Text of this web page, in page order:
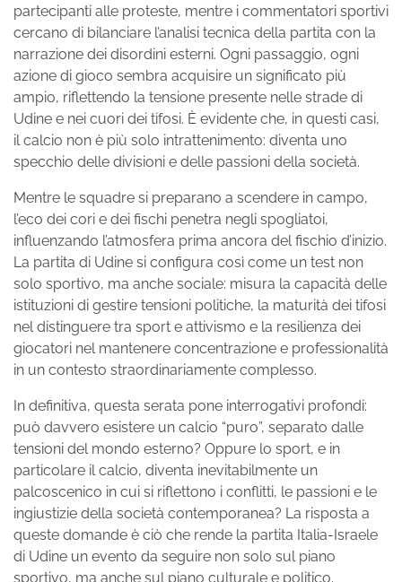
partecipanti alle proteste, mentre i commentatori sportivi
cercano di bilanciare l’analisi tecnica della partita con la
narrazione dei disordini esterni. Ogni passaggio, ogni
azione di gioco sembra acquisire un significato più
ampio, riflettendo la tensione presente nelle strade di
Udine e nei cuori dei tifosi. È evidente che, in questi casi,
il calcio non è più solo intrattenimento: diventa uno
specchio delle divisioni e delle passioni della società.
Mentre le squadre si preparano a scendere in campo,
l’eco dei cori e dei fischi penetra negli spogliatoi,
influenzando l’atmosfera prima ancora del fischio d’inizio.
La partita di Udine si configura così come un test non
solo sportivo, ma anche sociale: misura la capacità delle
istituzioni di gestire tensioni politiche, la maturità dei tifosi
nel distinguere tra sport e attivismo e la resilienza dei
giocatori nel mantenere concentrazione e professionalità
in un contesto straordinariamente complesso.
In definitiva, questa serata pone interrogativi profondi:
può davvero esistere un calcio “puro”, separato dalle
tensioni del mondo esterno? Oppure lo sport, e in
particolare il calcio, diventa inevitabilmente un
palcoscenico in cui si riflettono i conflitti, le passioni e le
ingiustizie della società contemporanea? La risposta a
queste domande è ciò che rende la partita Italia-Israele
di Udine un evento da seguire non solo sul piano
sportivo, ma anche sul piano culturale e politico.